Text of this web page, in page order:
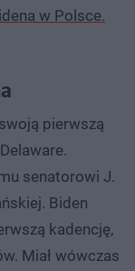
w Polsce.
pierwszą
senatorowi J.
Biden
kadencję,
Miał wówczas